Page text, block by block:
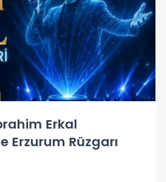
Erkal
Erzurum Rüzgarı